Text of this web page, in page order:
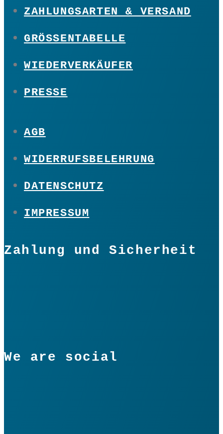
ZAHLUNGSARTEN & VERSAND
GRÖSSENTABELLE
WIEDERVERKÄUFER
PRESSE
AGB
WIDERRUFSBELEHRUNG
DATENSCHUTZ
IMPRESSUM
Zahlung und Sicherheit
We are social